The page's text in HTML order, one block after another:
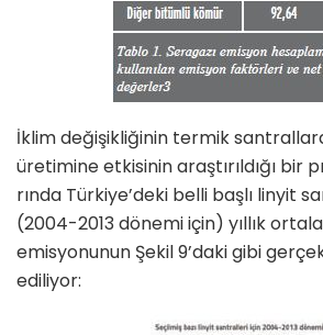
İklim değişikliğinin termik
üretimine etkisinin araştırıldığı bir
rında Türkiye’deki belli başlı linyit
(2004-2013 dönemi için) yıllık
emisyonu­nun Şekil 9’daki gibi
ediliyor: